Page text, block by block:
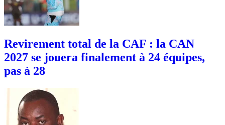
Revirement total de la CAF : la CAN
2027 se jouera finalement à 24 équipes,
pas à 28